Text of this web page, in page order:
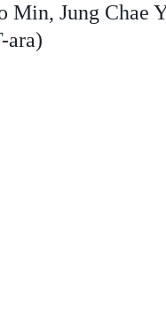
Min, Jung Chae
ara)